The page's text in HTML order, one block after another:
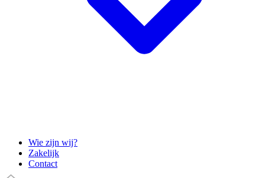
Wie zijn wij?
Zakelijk
Contact